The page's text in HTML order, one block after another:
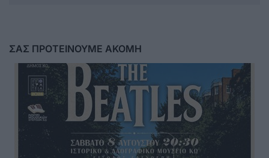
ΣΑΣ ΠΡΟΤΕΙΝΟΥΜΕ ΑΚΟΜΗ